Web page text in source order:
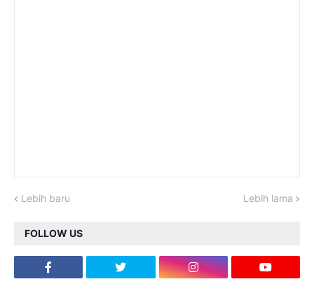
Lebih baru Lebih lama
FOLLOW US